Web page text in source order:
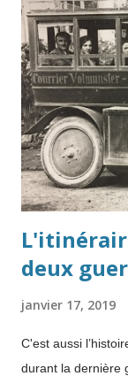
deux
janvier 17, 2019
C'est aussi
durant la dernière